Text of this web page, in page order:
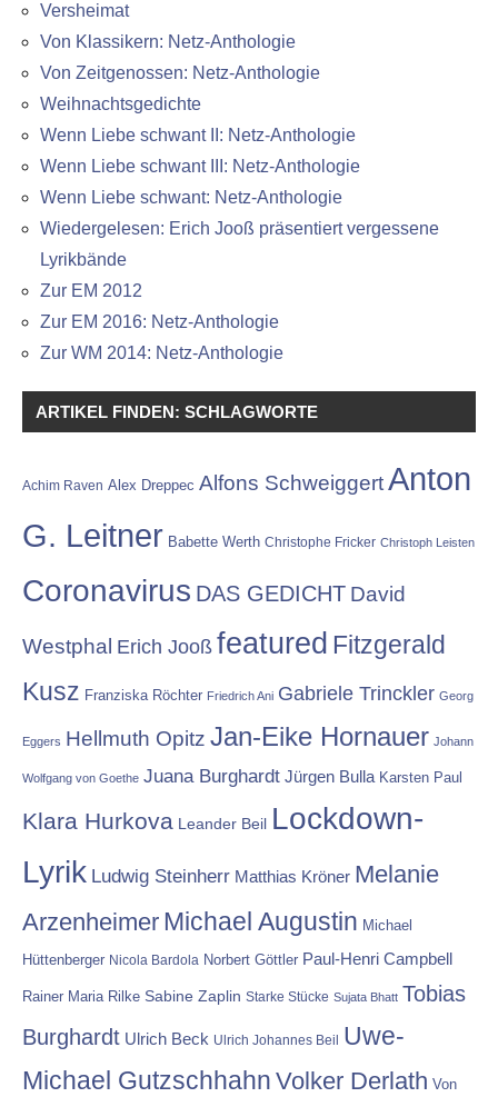
Versheimat
Von Klassikern: Netz-Anthologie
Von Zeitgenossen: Netz-Anthologie
Weihnachtsgedichte
Wenn Liebe schwant II: Netz-Anthologie
Wenn Liebe schwant III: Netz-Anthologie
Wenn Liebe schwant: Netz-Anthologie
Wiedergelesen: Erich Jooß präsentiert vergessene
Lyrikbände
Zur EM 2012
Zur EM 2016: Netz-Anthologie
Zur WM 2014: Netz-Anthologie
ARTIKEL FINDEN: SCHLAGWORTE
Achim Raven Alex Dreppec Alfons SchweiggertAnton
G. Leitner Babette Werth Christophe Fricker Christoph Leisten
Coronavirus DAS GEDICHT David
Westphal Erich Jooß featured Fitzgerald
Kusz Franziska Röchter Friedrich Ani Gabriele Trinckler Georg
Eggers Hellmuth Opitz Jan-Eike Hornauer Johann
Wolfgang von Goethe Juana Burghardt Jürgen Bulla Karsten Paul
Klara Hurkova Leander Beil Lockdown-
Lyrik Ludwig Steinherr Matthias Kröner Melanie
Arzenheimer Michael Augustin Michael
Hüttenberger Nicola Bardola Norbert Göttler Paul-Henri Campbell
Rainer Maria Rilke Sabine Zaplin Starke Stücke Sujata Bhatt Tobias
Burghardt Ulrich Beck Ulrich Johannes Beil
Uwe-
Michael Gutzschhahn Volker Derlath Von